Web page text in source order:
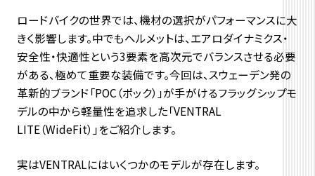
ロードバイクの世界では、機材の選択がパフォーマンスに大
きく影響します。中でもヘルメットは、エアロダイナミクス・
安全性・快適性という3要素を高次元でバランスさせる必要
がある、極めて重要な装備です。今回は、スウェーデン発の
革新的ブランド「POC（ポック）」が手がけるフラッグシップモ
デルの中から軽量性を追求した「VENTRAL
LITE（WideFit）」をご紹介します。
実はVENTRALにはいくつかのモデルが存在します。